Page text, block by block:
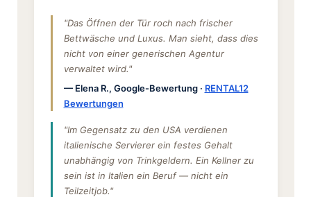
"Das Öffnen der Tür roch nach frischer
Bettwäsche und Luxus. Man sieht, dass dies
nicht von einer generischen Agentur
verwaltet wird."
— Elena R., Google-Bewertung · RENTAL12
Bewertungen
"Im Gegensatz zu den USA verdienen
italienische Servierer ein festes Gehalt
unabhängig von Trinkgeldern. Ein Kellner zu
sein ist in Italien ein Beruf — nicht ein
Teilzeitjob."